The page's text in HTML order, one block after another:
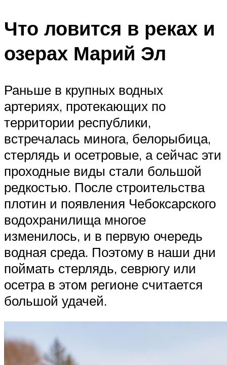
Что ловится в реках и
озерах Марий Эл
Раньше в крупных водных
артериях, протекающих по
территории республики,
встречалась минога, белорыбица,
стерлядь и осетровые, а сейчас эти
проходные виды стали большой
редкостью. После строительства
плотин и появления Чебоксарского
водохранилища многое
изменилось, и в первую очередь
водная среда. Поэтому в наши дни
поймать стерлядь, севрюгу или
осетра в этом регионе считается
большой удачей.